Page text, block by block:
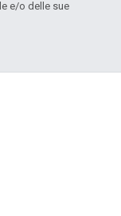
e/o delle sue